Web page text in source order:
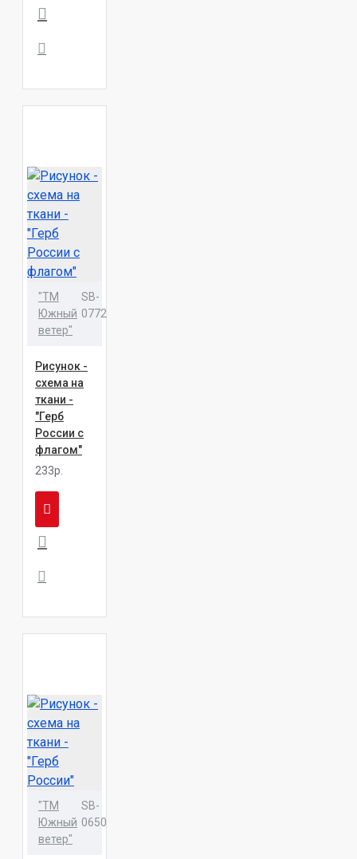
"ТМ
Южный
ветер"
SB-
0772
Рисунок -
схема на
ткани -
"Герб
России с
флагом"
233р.
"ТМ
Южный
ветер"
SB-
0650